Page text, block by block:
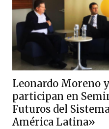
Leonardo Moreno
participan en
Futuros del
América Latina»